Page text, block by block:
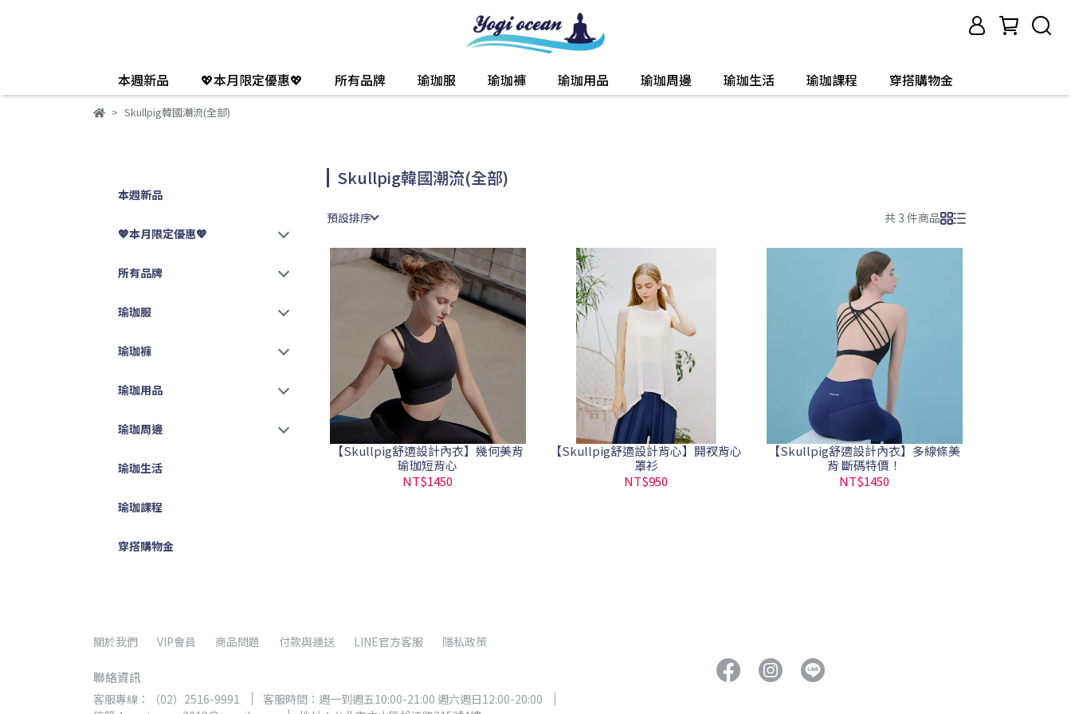
本週新品 💖本月限定優惠💖 所有品牌 瑜珈服 瑜珈褲 瑜珈用品 瑜珈周邊 瑜珈生活 瑜珈課程 穿搭購物金
Skullpig韓國潮流(全部)
本週新品
💖本月限定優惠💖
所有品牌
瑜珈服
瑜珈褲
瑜珈用品
瑜珈周邊
瑜珈生活
瑜珈課程
穿搭購物金
Skullpig韓國潮流(全部)
預設排序 共 3 件商品
【Skullpig舒適設計內衣】幾何美背
瑜珈短背心
NT$1450
【Skullpig舒適設計背心】開衩背心
罩衫
NT$950
【Skullpig舒適設計內衣】多線條美
背 斷碼特價！
NT$1450
關於我們 VIP會員 商品問題 付款與運送 LINE官方客服 隱私政策
聯絡資訊
客服專線：（02）2516-9991
客服時間：週一到週五10:00-21:00 週六週日12:00-20:00